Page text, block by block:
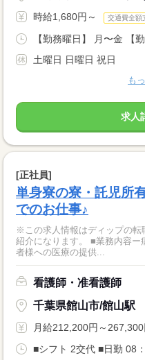
時給1,680円～ 交通費全額
【勤務曜日】 月〜金 【
土曜日 日曜日 祝日
も
求人
[正社員]
単身寮の寮・託児所
でのお仕事♪
※この求人情報はディップの転
紹介になります。 ■業務内容ー
者様への医療の提供...
看護師・准看護師
千葉県館山市/館山駅
月給212,200円～267,300
■シフト 2交代 ■日勤 08